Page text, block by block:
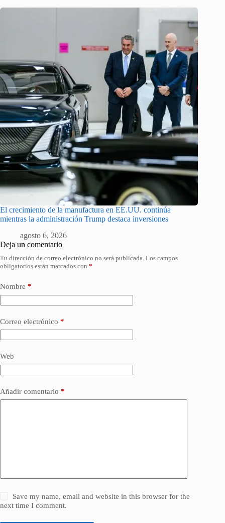
El crecimiento de la manufactura en EE.UU. continúa
mientras la administración Trump destaca inversiones
agosto 6, 2026
Deja un comentario
Tu dirección de correo electrónico no será publicada. Los campos
obligatorios están marcados con *
Nombre *
Correo electrónico *
Web
Añadir comentario *
Save my name, email and website in this browser for the
next time I comment.